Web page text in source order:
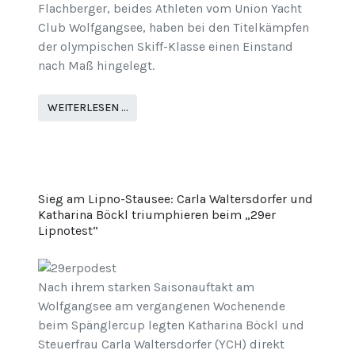
Flachberger, beides Athleten vom Union Yacht
Club Wolfgangsee, haben bei den Titelkämpfen
der olympischen Skiff-Klasse einen Einstand
nach Maß hingelegt.
WEITERLESEN …
Sieg am Lipno-Stausee: Carla Waltersdorfer und
Katharina Böckl triumphieren beim „29er
Lipnotest“
Nach ihrem starken Saisonauftakt am
Wolfgangsee am vergangenen Wochenende
beim Spänglercup legten Katharina Böckl und
Steuerfrau Carla Waltersdorfer (YCH) direkt